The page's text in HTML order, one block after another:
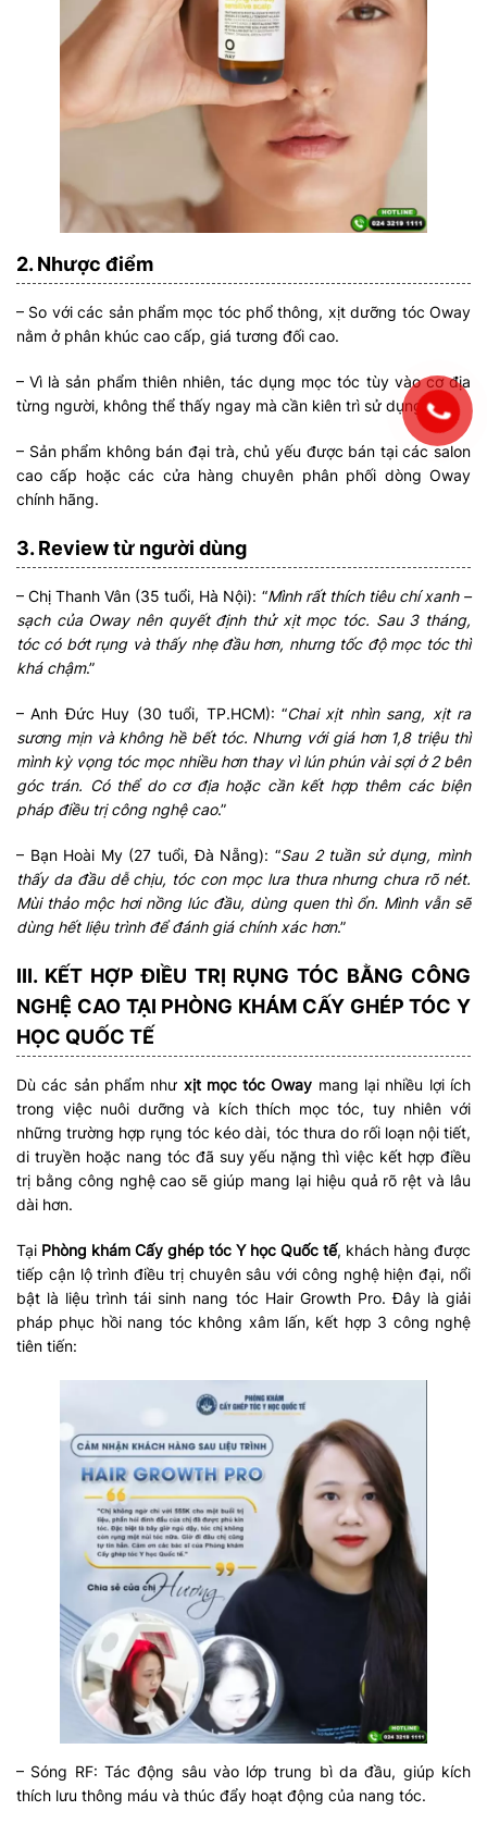
2. Nhược điểm
– So với các sản phẩm mọc tóc phổ thông, xịt dưỡng tóc Oway
nằm ở phân khúc cao cấp, giá tương đối cao.
– Vì là sản phẩm thiên nhiên, tác dụng mọc tóc tùy vào cơ địa
từng người, không thể thấy ngay mà cần kiên trì sử dụng.
– Sản phẩm không bán đại trà, chủ yếu được bán tại các salon
cao cấp hoặc các cửa hàng chuyên phân phối dòng Oway
chính hãng.
3. Review từ người dùng
– Chị Thanh Vân (35 tuổi, Hà Nội): “Mình rất thích tiêu chí xanh –
sạch của Oway nên quyết định thử xịt mọc tóc. Sau 3 tháng,
tóc có bớt rụng và thấy nhẹ đầu hơn, nhưng tốc độ mọc tóc thì
khá chậm.”
– Anh Đức Huy (30 tuổi, TP.HCM): “Chai xịt nhìn sang, xịt ra
sương mịn và không hề bết tóc. Nhưng với giá hơn 1,8 triệu thì
mình kỳ vọng tóc mọc nhiều hơn thay vì lún phún vài sợi ở 2 bên
góc trán. Có thể do cơ địa hoặc cần kết hợp thêm các biện
pháp điều trị công nghệ cao.”
– Bạn Hoài My (27 tuổi, Đà Nẵng): “Sau 2 tuần sử dụng, mình
thấy da đầu dễ chịu, tóc con mọc lưa thưa nhưng chưa rõ nét.
Mùi thảo mộc hơi nồng lúc đầu, dùng quen thì ổn. Mình vẫn sẽ
dùng hết liệu trình để đánh giá chính xác hơn.”
III. KẾT HỢP ĐIỀU TRỊ RỤNG TÓC BẰNG CÔNG
NGHỆ CAO TẠI PHÒNG KHÁM CẤY GHÉP TÓC Y
HỌC QUỐC TẾ
Dù các sản phẩm như xịt mọc tóc Oway mang lại nhiều lợi ích
trong việc nuôi dưỡng và kích thích mọc tóc, tuy nhiên với
những trường hợp rụng tóc kéo dài, tóc thưa do rối loạn nội tiết,
di truyền hoặc nang tóc đã suy yếu nặng thì việc kết hợp điều
trị bằng công nghệ cao sẽ giúp mang lại hiệu quả rõ rệt và lâu
dài hơn.
Tại Phòng khám Cấy ghép tóc Y học Quốc tế, khách hàng được
tiếp cận lộ trình điều trị chuyên sâu với công nghệ hiện đại, nổi
bật là liệu trình tái sinh nang tóc Hair Growth Pro. Đây là giải
pháp phục hồi nang tóc không xâm lấn, kết hợp 3 công nghệ
tiên tiến:
– Sóng RF: Tác động sâu vào lớp trung bì da đầu, giúp kích
thích lưu thông máu và thúc đẩy hoạt động của nang tóc.